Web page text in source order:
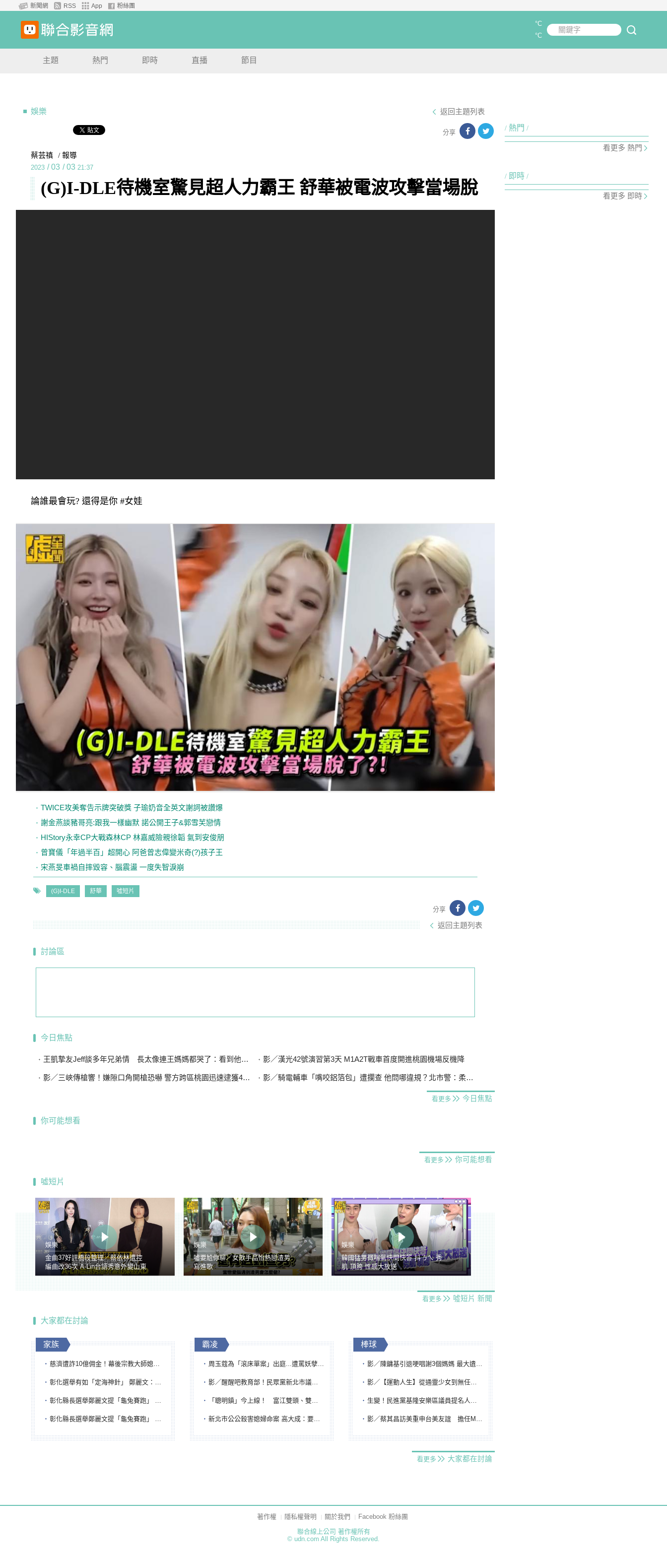
新聞網 RSS App 粉絲團
關鍵字
°C
°C
主題 熱門 即時 直播 節目
娛樂 返回主題列表
分享
蔡芸禛 / 報導
2023 / 03 / 03 21:37
(G)I-DLE待機室驚見超人力霸王 舒華被電波攻擊當場脫
論誰最會玩? 還得是你 #女娃
TWICE攻美奪告示牌突破獎 子瑜奶音全英文謝詞被讚爆
謝金燕談豬哥亮:跟我一樣幽默 諾公開王子&郭雪芙戀情
HIStory永幸CP大戰森林CP 林嘉威險親徐韜 氣到安俊朋
曾寶儀「年過半百」超開心 阿爸曾志偉變米奇(?)孩子王
宋燕旻車禍自摔毀容、腦震盪 一度失智淚崩
(G)I-DLE 舒華 噓短片
分享
返回主題列表
討論區
今日焦點
王凱摯友Jeff談多年兄弟情 長太像連王媽媽都哭了：看到他想到兒子 影／漢光42號演習第3天 M1A2T戰車首度開進桃園機場反機降
影／三峽傳槍響！嫌隙口角開槍恐嚇 警方跨區桃園迅速逮獲4嫌送辦 影／騎電輔車「嘴咬鋁箔包」遭攔查 他問哪違規？北市警：柔性勸導
看更多 今日焦點
你可能想看
看更多 你可能想看
噓短片
娛樂
金曲37好評橋段整理／蔡依林遭控
編曲改36次 A-Lin台語秀意外變山東
腔
娛樂
噓要尬你聊／女歌手品怡熱戀渣男
寫進歌
娛樂
韓國猛男微喘氣快問快答 抖ㄋㄟ 秀
肌 頂胯 性感大放送
看更多 噓短片 新聞
大家都在討論
家族
慈濟遭詐10億佣金！幕後宗教大師媳婦獲100萬交保...快步奔離不發一語
彰化選舉有如「定海神針」 鄭麗文：傾全黨之力讓彰化贏
彰化縣長選舉鄭麗文提「龜兔賽跑」 綠營、無黨籍忙否認是烏龜
彰化縣長選舉鄭麗文提「龜兔賽跑」 綠營、無黨籍忙否認是烏龜
霸凌
周玉蔻為「滾床單案」出庭...遭罵妖孽下地獄 張淑娟批：舌頭殺人有罪
影／醒醒吧教育部！民眾黨新北市議員參選人提出校園反毒防線升級政見
「聰明鎮」今上線！ 富江雙頭、雙一、人頭氣球全登場
新北市公公殺害媳婦命案 高大成：要害殺多刀顯示怨恨深
棒球
影／陳鏞基引退哽咽謝3個媽媽 最大遺憾無緣大聯盟
影／【運動人生】從通靈少女到無任所大使 劉柏君女裁判人生國際發光
生變！民進黨基隆安樂區議員提名人黃永翔突被除名 將另提他人
影／蔡其昌訪美重申台美友誼 擔任MLB大都會台灣日開球嘉賓
看更多 大家都在討論
熱門
看更多 熱門
即時
看更多 即時
著作權 隱私權聲明 關於我們
Facebook 粉絲團
聯合線上公司 著作權所有
© udn.com All Rights Reserved.